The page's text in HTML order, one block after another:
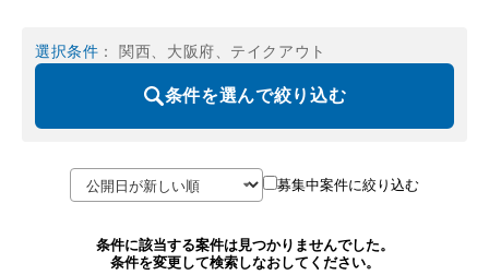
選択条件 ： 関西、大阪府、テイクアウト
条件を選んで絞り込む
募集中案件に絞り込む
条件に該当する案件は見つかりませんでした。
条件を変更して検索しなおしてください。